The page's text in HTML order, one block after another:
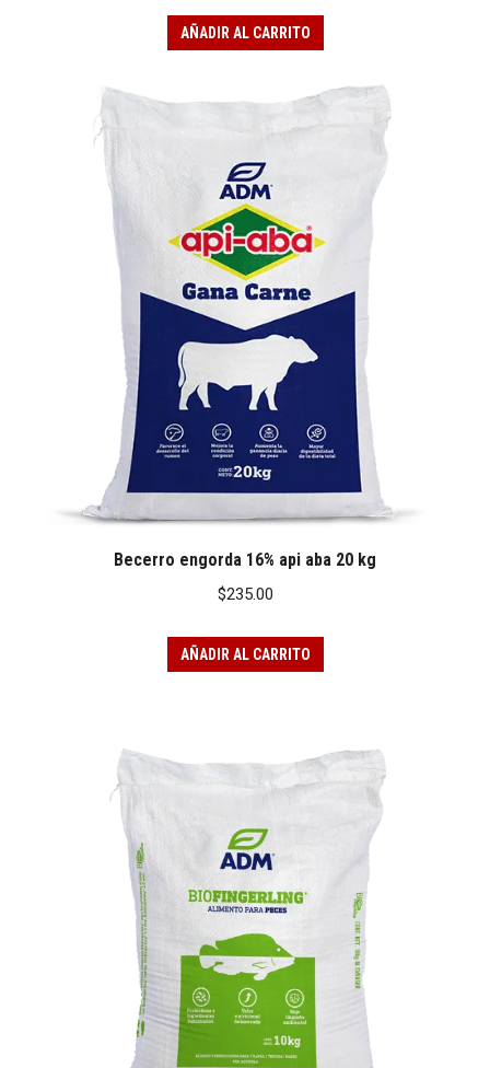
AÑADIR AL CARRITO
Becerro engorda 16% api aba 20 kg
$235.00
AÑADIR AL CARRITO